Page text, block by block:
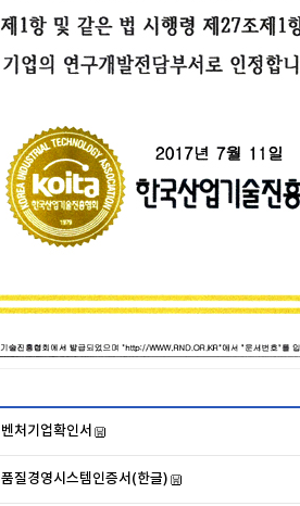
벤처기업확인서
품질경영시스템인증서(한글)